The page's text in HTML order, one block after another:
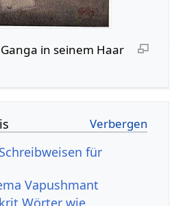
in seinem Haar
für
Vapushmant
Wörter wie